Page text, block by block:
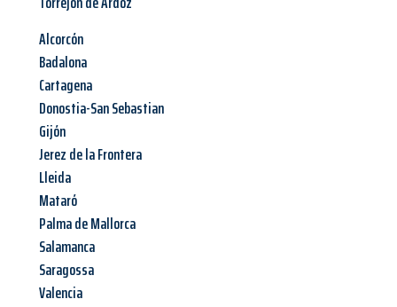
Alcorcón
Badalona
Cartagena
Donostia-San Sebastian
Gijón
Jerez de la Frontera
Lleida
Mataró
Palma de Mallorca
Salamanca
Saragossa
Valencia